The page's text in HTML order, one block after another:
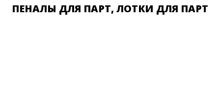
ПЕНАЛЫ ДЛЯ ПАРТ, ЛОТКИ ДЛЯ ПАРТ